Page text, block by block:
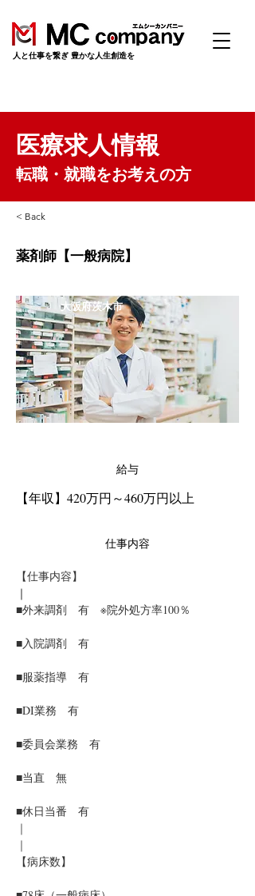
​人と仕事を繋ぎ 豊かな人生創造を
医療求人情報
転職・就職をお考えの方
< Back
薬剤師【一般病院】
大阪府茨木市
給与
【年収】420万円～460万円以上
仕事内容
【仕事内容】
｜
■外来調剤　有　※院外処方率100％
■入院調剤　有
■服薬指導　有
■DI業務　有
■委員会業務　有
■当直　無
■休日当番　有
｜
｜
【病床数】